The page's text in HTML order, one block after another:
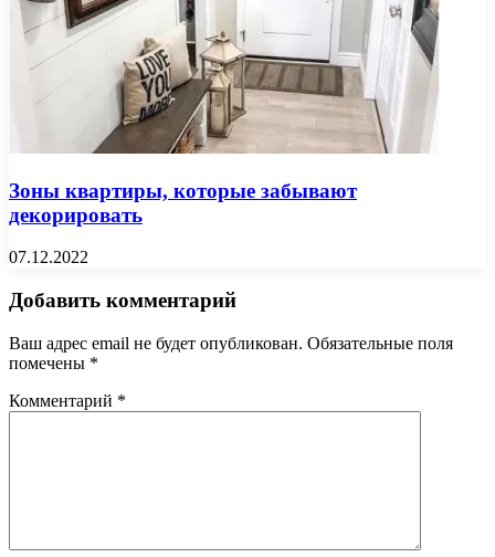
Зоны квартиры, которые забывают
декорировать
07.12.2022
Добавить комментарий
Ваш адрес email не будет опубликован. Обязательные поля
помечены *
Комментарий *